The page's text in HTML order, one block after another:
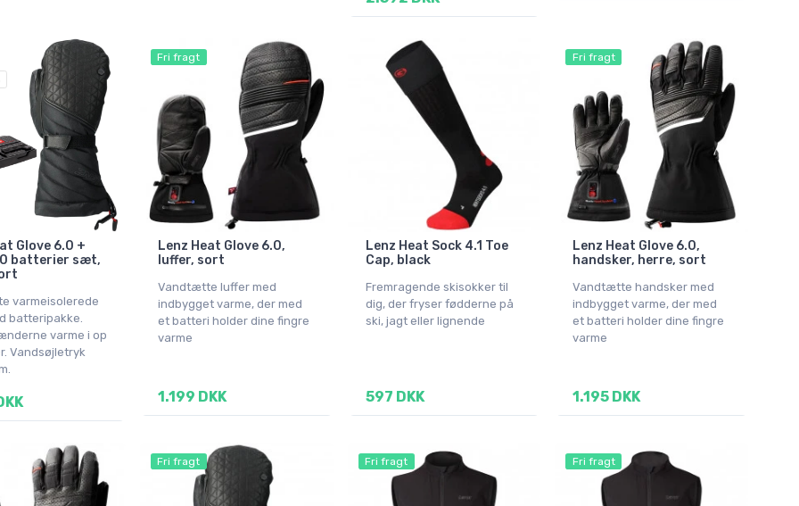
Glove 6.0 +
batterier sæt,
varmeisolerede
batteripakke.
varme i op
Vandsøjletryk
Fri fragt
Lenz Heat Glove 6.0,
luffer, sort
Vandtætte luffer med
indbygget varme, der med
et batteri holder dine fingre
varme
1.199 DKK
Lenz Heat Sock 4.1 Toe
Cap, black
Fremragende skisokker til
dig, der fryser fødderne på
ski, jagt eller lignende
597 DKK
Fri fragt
Lenz Heat Glove 6.0,
handsker, herre, sort
Vandtætte handsker med
indbygget varme, der med
et batteri holder dine fingre
varme
1.195 DKK
Fri fragt Fri fragt Fri fragt